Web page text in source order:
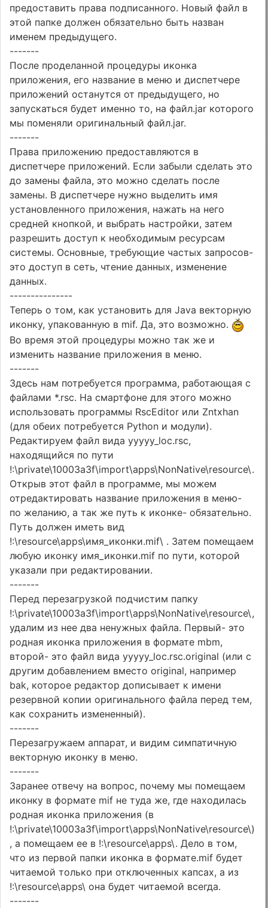
предоставить права подписанного. Новый файл в
этой папке должен обязательно быть назван
именем предыдущего.
-------
После проделанной процедуры иконка
приложения, его название в меню и диспетчере
приложений останутся от предыдущего, но
запускаться будет именно то, на файл.jar которого
мы поменяли оригинальный файл.jar.
-------
Права приложению предоставляются в
диспетчере приложений. Если забыли сделать это
до замены файла, это можно сделать после
замены. В диспетчере нужно выделить имя
установленного приложения, нажать на него
средней кнопкой, и выбрать настройки, затем
разрешить доступ к необходимым ресурсам
системы. Основные, требующие частых запросов-
это доступ в сеть, чтение данных, изменение
данных.
---------------
Теперь о том, как установить для Java векторную
иконку, упакованную в mif. Да, это возможно.
Во время этой процедуры можно так же и
изменить название приложения в меню.
-------
Здесь нам потребуется программа, работающая с
файлами *.rsc. На смартфоне для этого можно
использовать программы RscEditor или Zntxhan
(для обеих потребуется Python и модули).
Редактируем файл вида yyyyy_loc.rsc,
находящийся по пути
!:\private\10003a3f\import\apps\NonNative\resource\.
Открыв этот файл в программе, мы можем
отредактировать название приложения в меню-
по желанию, а так же путь к иконке- обязательно.
Путь должен иметь вид
!:\resource\apps\имя_иконки.mif\ . Затем помещаем
любую иконку имя_иконки.mif по пути, которой
указали при редактировании.
-------
Перед перезагрузкой подчистим папку
!:\private\10003a3f\import\apps\NonNative\resource\,
удалим из нее два ненужных файла. Первый- это
родная иконка приложения в формате mbm,
второй- это файл вида yyyyy_loc.rsc.original (или с
другим добавлением вместо original, например
bak, которое редактор дописывает к имени
резервной копии оригинального файла перед тем,
как сохранить измененный).
-------
Перезагружаем аппарат, и видим симпатичную
векторную иконку в меню.
-------
Заранее отвечу на вопрос, почему мы помещаем
иконку в формате mif не туда же, где находилась
родная иконка приложения (в
!:\private\10003a3f\import\apps\NonNative\resource\)
, а помещаем ее в !:\resource\apps\. Дело в том,
что из первой папки иконка в формате.mif будет
читаемой только при отключенных капсах, а из
!:\resource\apps\ она будет читаемой всегда.
-------